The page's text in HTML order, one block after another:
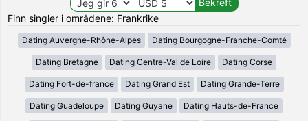
Finn singler i områdene: Frankrike
Dating Auvergne-Rhône-Alpes Dating Bourgogne-Franche-Comté
Dating Bretagne Dating Centre-Val de Loire Dating Corse
Dating Fort-de-france Dating Grand Est Dating Grande-Terre
Dating Guadeloupe Dating Guyane Dating Hauts-de-France